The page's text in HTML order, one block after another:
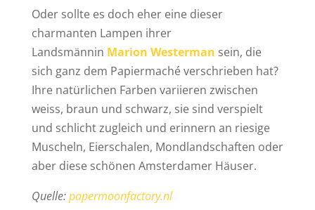
Oder sollte es doch eher eine dieser
charmanten Lampen ihrer
Landsmännin Marion Westerman sein, die
sich ganz dem Papiermaché verschrieben hat?
Ihre natürlichen Farben variieren zwischen
weiss, braun und schwarz, sie sind verspielt
und schlicht zugleich und erinnern an riesige
Muscheln, Eierschalen, Mondlandschaften oder
aber diese schönen Amsterdamer Häuser.
Quelle:papermoonfactory.nl